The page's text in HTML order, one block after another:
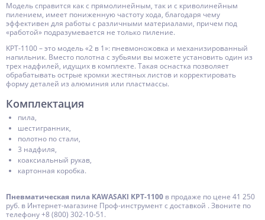
Модель справится как с прямолинейным, так и с криволинейным
пилением, имеет пониженную частоту хода, благодаря чему
эффективен для работы с различными материалами, причем под
«работой» подразумевается не только пиление.
KPT-1100 – это модель «2 в 1»: пневмоножовка и механизированный
напильник. Вместо полотна с зубьями вы можете установить один из
трех надфилей, идущих в комплекте. Такая оснастка позволяет
обрабатывать острые кромки жестяных листов и корректировать
форму деталей из алюминия или пластмассы.
Комплектация
пила,
шестигранник,
полотно по стали,
3 надфиля,
коаксиальный рукав,
картонная коробка.
Пневматическая пила KAWASAKI KPT-1100 в продаже по цене 41 250
руб. в Интернет-магазине Проф-инструмент с доставкой . Звоните по
телефону +8 (800) 302-10-51.